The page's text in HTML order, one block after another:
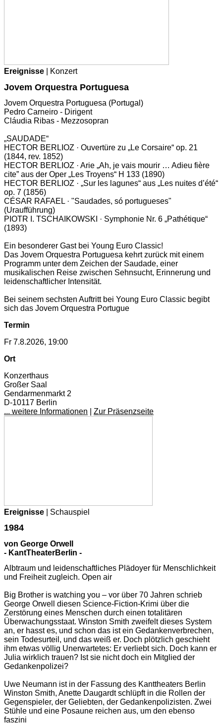
Ereignisse | Konzert
Jovem Orques­tra Portuguesa
Jovem Orquestra Portuguesa (Portugal)
Pedro Carneiro - Dirigent
Cláudia Ribas - Mezzosopran
„SAUDADE“
HECTOR BERLIOZ · Ouvertüre zu „Le Corsaire“ op. 21
(1844, rev. 1852)
HECTOR BERLIOZ · Arie „Ah, je vais mourir … Adieu fière
cite” aus der Oper „Les Troyens“ H 133 (1890)
HECTOR BERLIOZ · „Sur les lagunes“ aus „Les nuites d’été“
op. 7 (1856)
CÉSAR RAFAEL · "Saudades, só portugueses"
(Uraufführung)
PIOTR I. TSCHAIKOWSKI · Symphonie Nr. 6 „Pathétique“
(1893)
Ein besonderer Gast bei Young Euro Classic!
Das Jovem Orquestra Portuguesa kehrt zurück mit einem
Programm unter dem Zeichen der Saudade, einer
musikalischen Reise zwischen Sehnsucht, Erinnerung und
leidenschaftlicher Intensität.
Bei seinem sechsten Auftritt bei Young Euro Classic begibt
sich das Jovem Orquestra Portugue
Termin
Fr 7.8.2026, 19:00
Ort
Konzerthaus
Großer Saal
Gendarmenmarkt 2
D-10117 Berlin
... weitere Informationen
Zur Präsenzseite
Ereignisse | Schauspiel
1984
von George Orwell
- KantTheaterBerlin -
Albtraum und leidenschaftliches Plädoyer für Menschlichkeit
und Freiheit zugleich. Open air
Big Brother is watching you – vor über 70 Jahren schrieb
George Orwell diesen Science-Fiction-Krimi über die
Zerstörung eines Menschen durch einen totalitären
Überwachungsstaat. Winston Smith zweifelt dieses System
an, er hasst es, und schon das ist ein Gedankenverbrechen,
sein Todesurteil, und das weiß er. Doch plötzlich geschieht
ihm etwas völlig Unerwartetes: Er verliebt sich. Doch kann er
Julia wirklich trauen? Ist sie nicht doch ein Mitglied der
Gedankenpolizei?
Uwe Neumann ist in der Fassung des Kanttheaters Berlin
Winston Smith, Anette Daugardt schlüpft in die Rollen der
Gegenspieler, der Geliebten, der Gedankenpolizisten. Zwei
Stühle und eine Posaune reichen aus, um den ebenso
faszini